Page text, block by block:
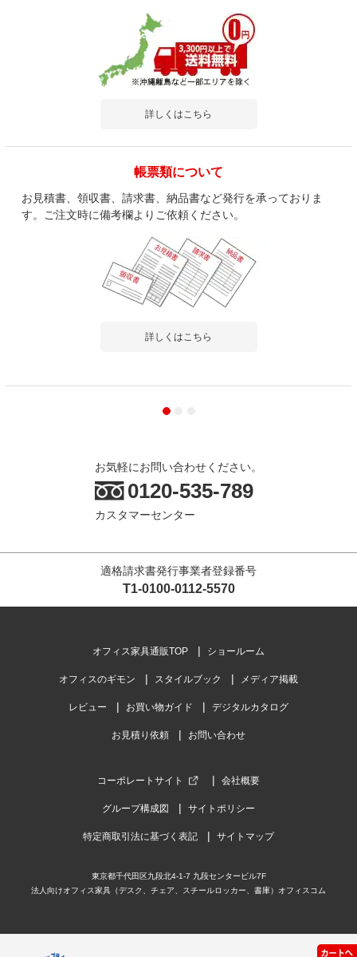
詳しくはこちら
帳票類について
お見積書、領収書、請求書、納品書など発行を承っておりま
す。ご注文時に備考欄よりご依頼ください。
詳しくはこちら
お気軽にお問い合わせください。
0120-535-789
カスタマーセンター
適格請求書発行事業者登録番号
T1-0100-0112-5570
オフィス家具通販TOP ショールーム
オフィスのギモン スタイルブック メディア掲載
レビュー お買い物ガイド デジタルカタログ
お見積り依頼 お問い合わせ
コーポレートサイト 会社概要
グループ構成図 サイトポリシー
特定商取引法に基づく表記 サイトマップ
東京都千代田区九段北4-1-7 九段センタービル7F
法人向けオフィス家具（デスク、チェア、スチールロッカー、書庫）オフィスコム